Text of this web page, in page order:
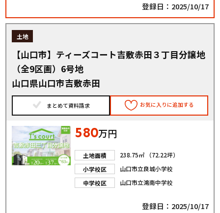
登録日：2025/10/17
土地
【山口市】ティーズコート吉敷赤田３丁目分譲地
（全9区画）6号地
山口県山口市吉敷赤田
まとめて資料請求 お気に入りに追加する
580万円
土地面積
238.75㎡ （72.22坪）
小学校区
山口市立良城小学校
中学校区
山口市立鴻南中学校
登録日：2025/10/17